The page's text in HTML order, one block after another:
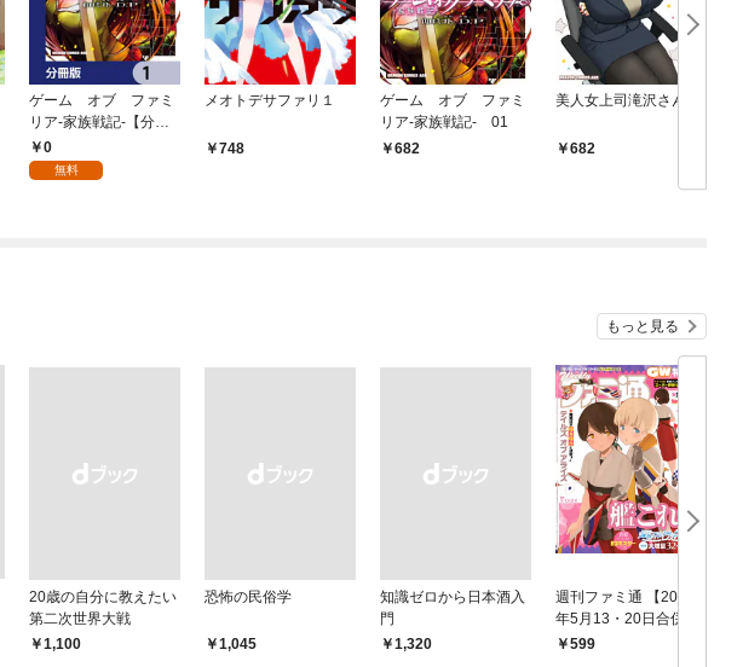
ゲーム オブ ファミ
リア-家族戦記-【分冊
版】 1
0
無料
メオトデサファリ１
748
ゲーム オブ ファミ
リア-家族戦記- 01
682
美人女上司滝沢さん
682
もっと見る
20歳の自分に教えたい
第二次世界大戦
￥1,100
恐怖の民俗学
￥1,045
知識ゼロから日本酒入
門
￥1,320
週刊ファミ通 【2021
年5月13・20日合併
号】599